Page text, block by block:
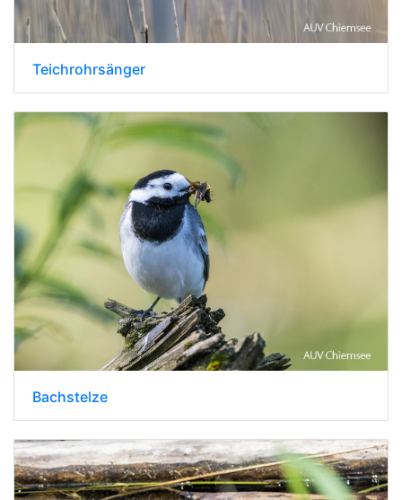
Teichrohrsänger
Bachstelze